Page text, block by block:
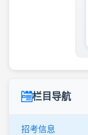
栏目导航
招考信息